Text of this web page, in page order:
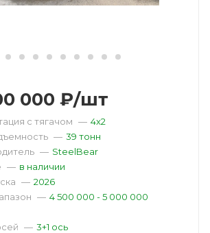
000 ₽/шт
с тягачом — 4x2
— 39 тонн
— SteelBear
— в наличии
— 2026
— 4 500 000 - 5 000 000
— 3+1 ось